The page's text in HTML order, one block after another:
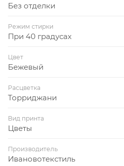
Без отделки
Режим стирки
При 40 градусах
Цвет
Бежевый
Расцветка
Торриджани
Вид принта
Цветы
Производитель
Ивановотекстиль